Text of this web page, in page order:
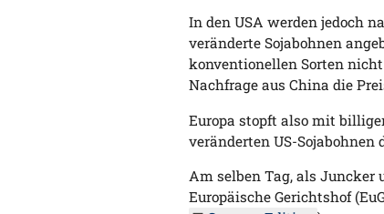
In den USA werden jedoch
veränderte Sojabohnen
konventionellen Sorten
Nachfrage aus China die
Europa stopft also mit
veränderten US-
Am selben Tag, als Juncker
Europäische Gerichtshof